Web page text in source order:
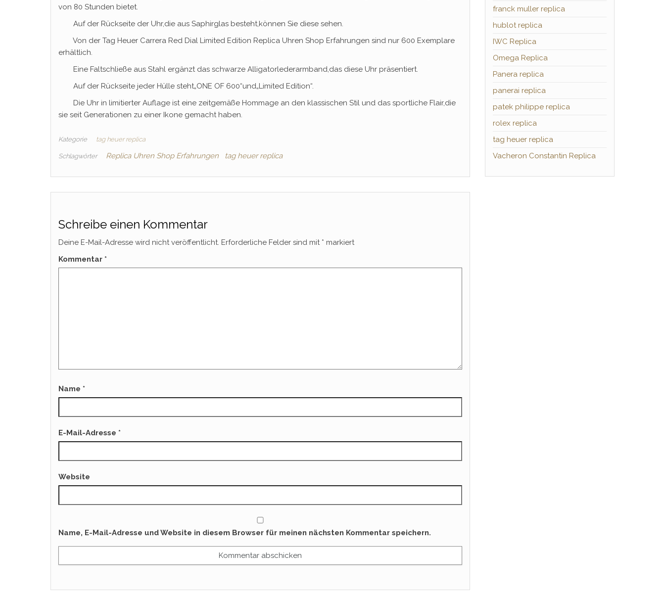
von 80 Stunden bietet.
Auf der Rückseite der Uhr,die aus Saphirglas besteht,können Sie diese sehen.
Von der Tag Heuer Carrera Red Dial Limited Edition Replica Uhren Shop Erfahrungen sind nur 600 Exemplare
erhältlich.
Eine Faltschließe aus Stahl ergänzt das schwarze Alligatorlederarmband,das diese Uhr präsentiert.
Auf der Rückseite jeder Hülle steht„ONE OF 600“und„Limited Edition“.
Die Uhr in limitierter Auflage ist eine zeitgemäße Hommage an den klassischen Stil und das sportliche Flair,die
sie seit Generationen zu einer Ikone gemacht haben.
Kategorie tag heuer replica
Schlagwörter Replica Uhren Shop Erfahrungen tag heuer replica
Schreibe einen Kommentar
Deine E-Mail-Adresse wird nicht veröffentlicht. Erforderliche Felder sind mit * markiert
Kommentar *
Name *
E-Mail-Adresse *
Website
Name, E-Mail-Adresse und Website in diesem Browser für meinen nächsten Kommentar speichern.
franck muller replica
hublot replica
IWC Replica
Omega Replica
Panera replica
panerai replica
patek philippe replica
rolex replica
tag heuer replica
Vacheron Constantin Replica